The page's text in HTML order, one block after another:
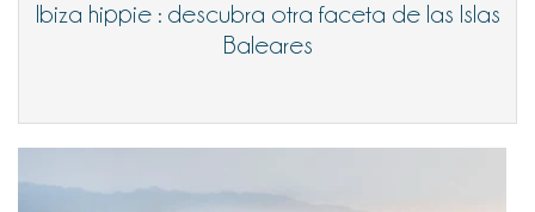
Ibiza hippie : descubra otra faceta de las Islas
Baleares